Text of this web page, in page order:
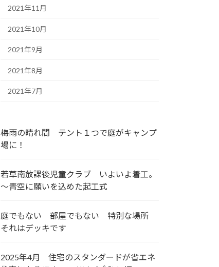
2021年11月
2021年10月
2021年9月
2021年8月
2021年7月
梅雨の晴れ間 テント１つで庭がキャンプ
場に！
若草南放課後児童クラブ いよいよ着工。
～青空に願いを込めた起工式
庭でもない 部屋でもない 特別な場所
それはデッキです
2025年4月 住宅のスタンダードが省エネ